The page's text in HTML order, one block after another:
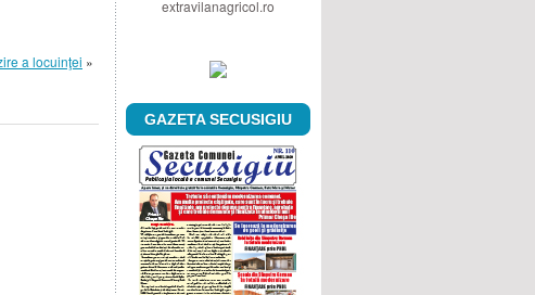
a locuinţei »
extravilanagricol.ro
GAZETA SECUSIGIU